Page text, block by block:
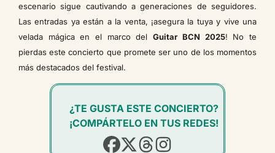
escenario sigue cautivando a generaciones de seguidores.
Las entradas ya están a la venta, ¡asegura la tuya y vive una
velada mágica en el marco delGuitar BCN 2025! No te
pierdas este concierto que promete ser uno de los momentos
más destacados del festival.
¿TE GUSTA ESTE CONCIERTO?
¡COMPÁRTELO EN TUS REDES!